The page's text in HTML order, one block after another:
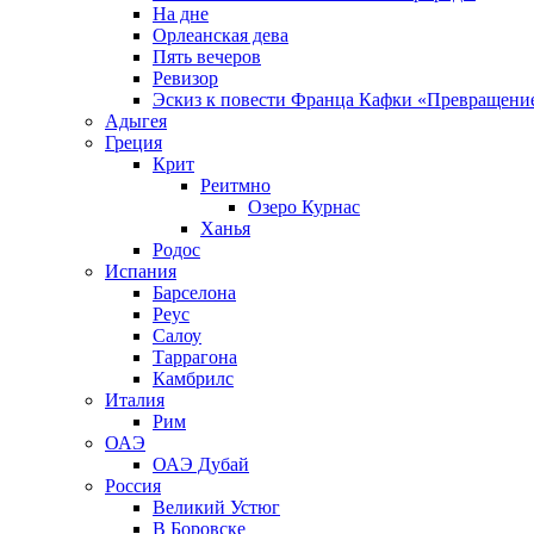
На дне
Орлеанская дева
Пять вечеров
Ревизор
Эскиз к повести Франца Кафки
Адыгея
Греция
Крит
Реитмно
Озеро Курнас
Ханья
Родос
Испания
Барселона
Реус
Салоу
Таррагона
Камбрилс
Италия
Рим
ОАЭ
ОАЭ Дубай
Россия
Великий Устюг
В Боровске